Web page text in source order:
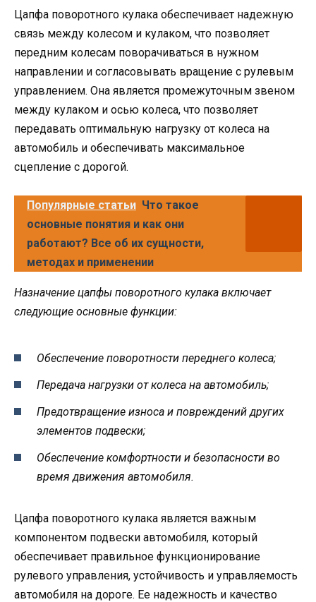
Цапфа поворотного кулака обеспечивает надежную
связь между колесом и кулаком, что позволяет
передним колесам поворачиваться в нужном
направлении и согласовывать вращение с рулевым
управлением. Она является промежуточным звеном
между кулаком и осью колеса, что позволяет
передавать оптимальную нагрузку от колеса на
автомобиль и обеспечивать максимальное
сцепление с дорогой.
Популярные статьи Что такое
основные понятия и как они
работают? Все об их сущности,
методах и применении
Назначение цапфы поворотного кулака включает
следующие основные функции:
Обеспечение поворотности переднего колеса;
Передача нагрузки от колеса на автомобиль;
Предотвращение износа и повреждений других
элементов подвески;
Обеспечение комфортности и безопасности во
время движения автомобиля.
Цапфа поворотного кулака является важным
компонентом подвески автомобиля, который
обеспечивает правильное функционирование
рулевого управления, устойчивость и управляемость
автомобиля на дороге. Ее надежность и качество